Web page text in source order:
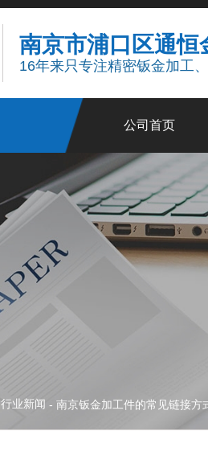
南京市浦口区通恒
16年来只专注精密钣金加工
公司首页
行业新闻 - 南京钣金加工件的常见链接方